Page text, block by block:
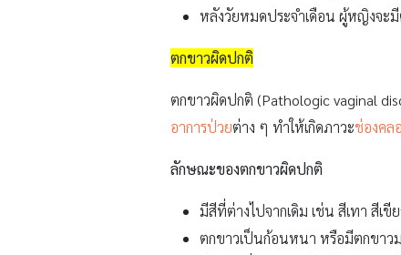
หลังวัยหมดประจำเดือน ผู้หญิงจะ
ตกขาวผิดปกติ
ตกขาวผิดปกติ (Pathologic vaginal
อาการป่วยต่าง ๆ ทำให้เกิดภาวะช่องคล
ลักษณะของตกขาวผิดปกติ
มีสีที่ต่างไปจากเดิม เช่น สีเทา สี
ตกขาวเป็นก้อนหนา หรือมีตกขาว